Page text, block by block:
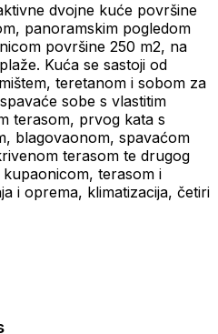
dvojne kuće površine
panoramskim pogledom
površine 250 m2, na
Kuća se sastoji od
teretanom i sobom za
sobe s vlastitim
terasom, prvog kata s
blagovaonom, spavaćom
terasom te drugog
terasom i
i oprema, klimatizacija, četiri